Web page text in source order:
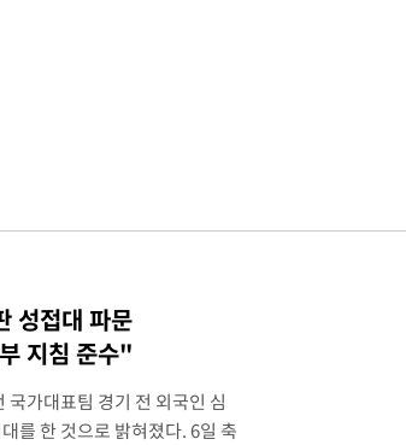
성접대 파문
지침 준수"
가대표팀 경기 전 외국인 심
를 한 것으로 밝혀졌다. 6일 축